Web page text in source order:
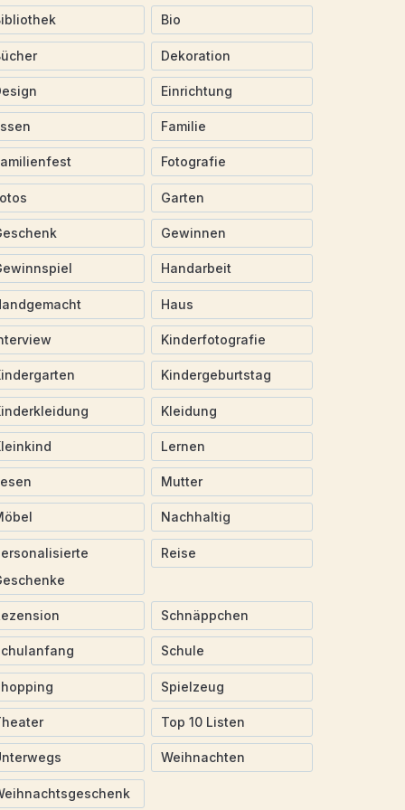
Bio
Dekoration
Einrichtung
Familie
Fotografie
Garten
Gewinnen
Handarbeit
Haus
Kinderfotografie
Kindergeburtstag
Kleidung
Lernen
Mutter
Nachhaltig
Reise
Schnäppchen
Schule
Spielzeug
Top 10 Listen
Weihnachten